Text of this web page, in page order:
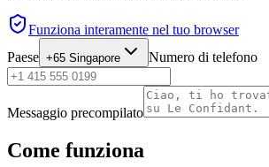
Funziona interamente nel tuo browser
Paese +65 Singapore Numero di telefono
Messaggio precompilato
Come funziona